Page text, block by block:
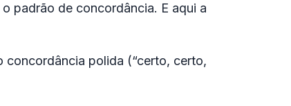
padrão de concordância. E aqui a
concordância polida (“certo, certo,